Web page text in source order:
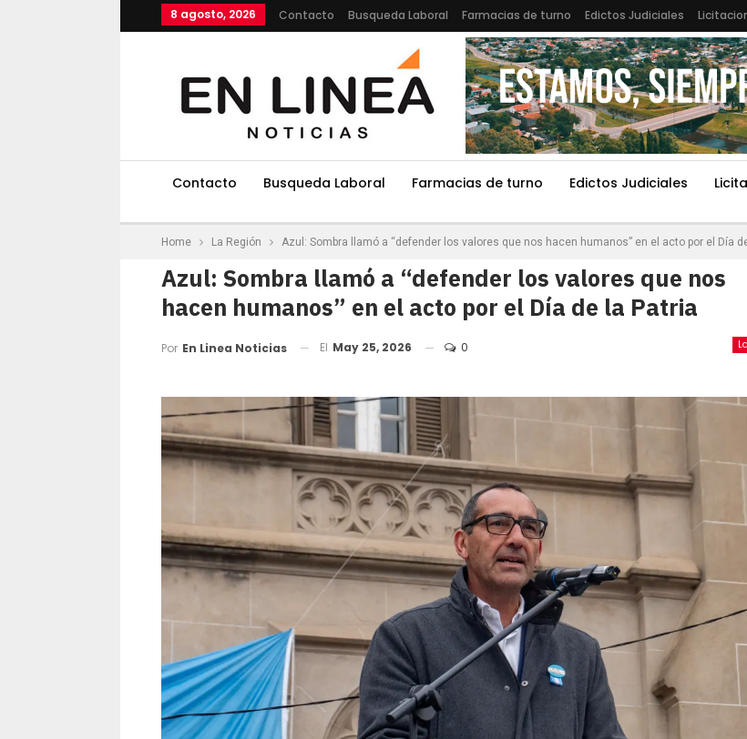
8 agosto, 2026 Contacto Busqueda Laboral Farmacias de turno Edictos Judiciales
Contacto Busqueda Laboral Farmacias de turno Edictos Judiciales
Home La Región Azul: Sombra llamó a “defender los valores que nos hacen humanos” en el acto por el Día
Azul: Sombra llamó a “defender los valores que nos
hacen humanos” en el acto por el Día de la Patria
Por En Linea Noticias El May 25, 2026 0